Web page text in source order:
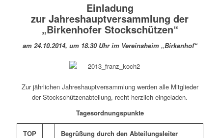
Einladung
zur Jahreshauptversammlung der
„Birkenhofer Stockschützen“
am 24.10.2014, um 18.30 Uhrim Vereinsheim „Birkenhof“
Zur jährlichen Jahreshauptversammlung werden alle Mitglieder
der Stockschützenabteilung, recht herzlich eingeladen.
Tagesordnungspunkte
TOP
Begrüßung durch den Abteilungsleiter